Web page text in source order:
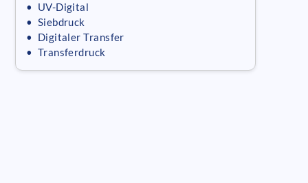
• UV-Digital
• Siebdruck
• Digitaler Transfer
• Transferdruck